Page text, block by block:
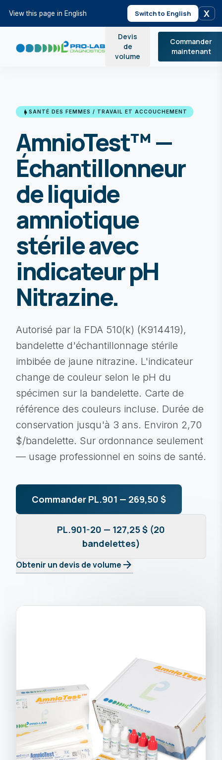
Devis
de
volume
Commander
maintenant
pregnant_woman SANTÉ DES FEMMES / TRAVAIL ET ACCOUCHEMENT
AmnioTest™ —
Échantillonneur
de liquide
amniotique
stérile avec
indicateur pH
Nitrazine.
Autorisé par la FDA 510(k) (K914419),
bandelette d'échantillonnage stérile
imbibée de jaune nitrazine. L'indicateur
change de couleur selon le pH du
spécimen sur la bandelette. Carte de
référence des couleurs incluse. Durée de
conservation jusqu'à 3 ans. Environ 2,70
$/bandelette. Sur ordonnance seulement
— usage professionnel en soins de santé.
Commander PL.901 — 269,50 $
PL.901-20 — 127,25 $ (20
bandelettes)
Obtenir un devis de volume arrow_forward
View this page in English Switch to English X